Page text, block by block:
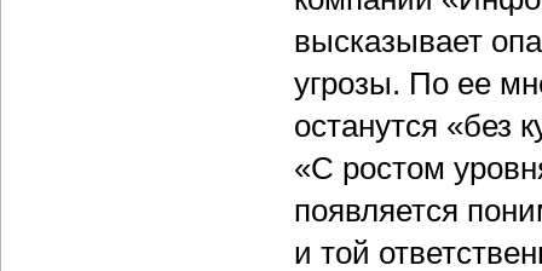
высказывает
угрозы. По ее
останутся «без
«С ростом
появляется
и той